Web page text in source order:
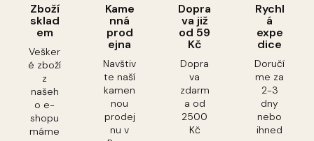
Zboží
sklad
em
Vešker
é zboží
z
našeh
o e-
shopu
máme
Kame
nná
prod
ejna
Navštiv
te naší
kamen
nou
prodej
nu v
Dopra
va již
od 59
Kč
Dopra
va
zdarm
a od
2500
Kč
Rychl
á
expe
dice
Doručí
me za
2-3
dny
nebo
ihned